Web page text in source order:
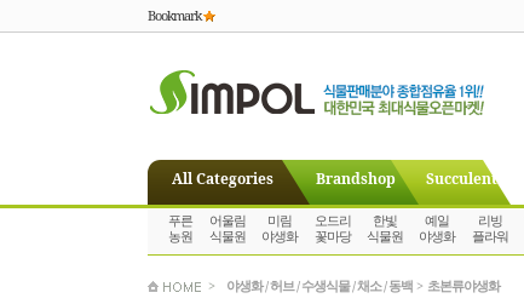
Bookmark
All Categories Brandshop Succulent
푸른
농원
어울림
식물원
미림
야생화
오드리
꽃마당
한빛
식물원
예일
야생화
리빙
플라워
> 야생화 / 허브 / 수생식물 / 채소 / 동백 > 초본류야생화